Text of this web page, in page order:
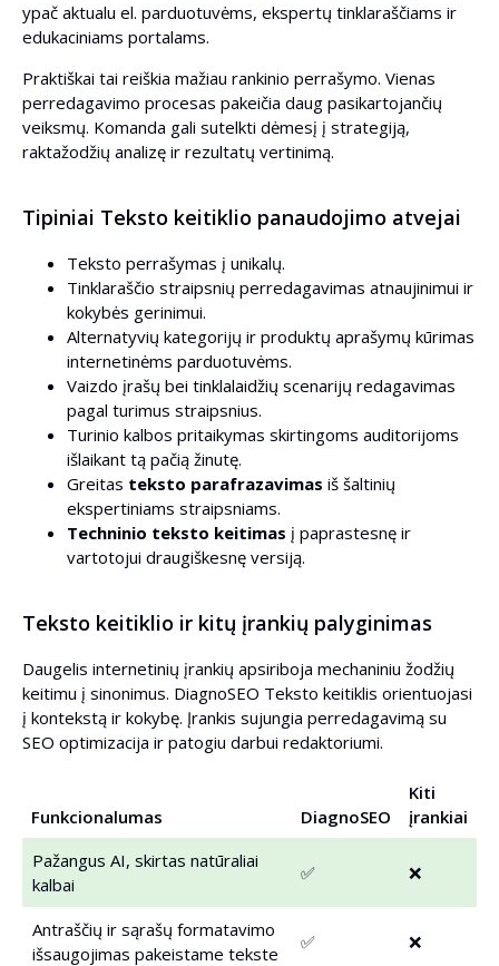
ypač aktualu el. parduotuvėms, ekspertų tinklaraščiams ir
edukaciniams portalams.
Praktiškai tai reiškia mažiau rankinio perrašymo. Vienas
perredagavimo procesas pakeičia daug pasikartojančių
veiksmų. Komanda gali sutelkti dėmesį į strategiją,
raktažodžių analizę ir rezultatų vertinimą.
Tipiniai Teksto keitiklio panaudojimo atvejai
Teksto perrašymas į unikalų.
Tinklaraščio straipsnių perredagavimas atnaujinimui ir
kokybės gerinimui.
Alternatyvių kategorijų ir produktų aprašymų kūrimas
internetinėms parduotuvėms.
Vaizdo įrašų bei tinklalaidžių scenarijų redagavimas
pagal turimus straipsnius.
Turinio kalbos pritaikymas skirtingoms auditorijoms
išlaikant tą pačią žinutę.
Greitas teksto parafrazavimas iš šaltinių
ekspertiniams straipsniams.
Techninio teksto keitimas į paprastesnę ir
vartotojui draugiškesnę versiją.
Teksto keitiklio ir kitų įrankių palyginimas
Daugelis internetinių įrankių apsiriboja mechaniniu žodžių
keitimu į sinonimus. DiagnoSEO Teksto keitiklis orientuojasi
į kontekstą ir kokybę. Įrankis sujungia perredagavimą su
SEO optimizacija ir patogiu darbui redaktoriumi.
Funkcionalumas DiagnoSEO
Kiti
įrankiai
Pažangus AI, skirtas natūraliai
kalbai
✅ ❌
Antraščių ir sąrašų formatavimo
išsaugojimas pakeistame tekste
✅ ❌